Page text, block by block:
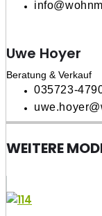
Uwe Hoyer
Beratung & Verkauf
035723-
WEITERE